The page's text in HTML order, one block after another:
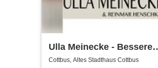
Ulla Meinecke - Bessere
Zeiten Tour
Cottbus, Altes Stadthaus Cottbus